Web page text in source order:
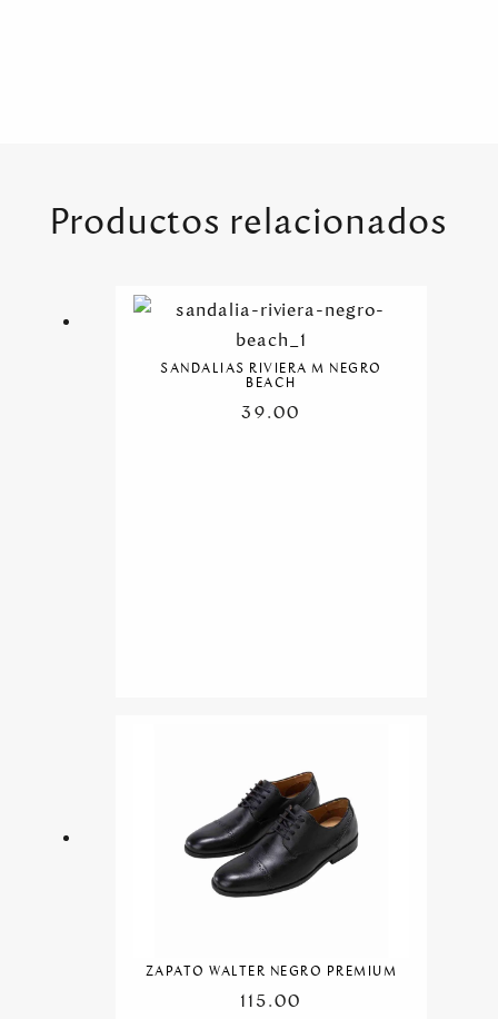
Productos relacionados
SANDALIAS RIVIERA M NEGRO
BEACH
39.00
ZAPATO WALTER NEGRO PREMIUM
115.00